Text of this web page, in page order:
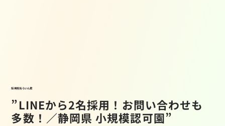
採用担当らいん君
”LINEから2名採用！お問い合わせも
多数！／静岡県 小規模認可園”